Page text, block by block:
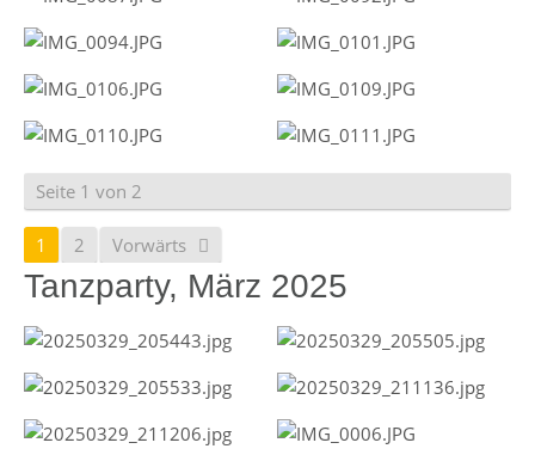
Seite 1 von 2
1 2 Vorwärts
Tanzparty, März 2025